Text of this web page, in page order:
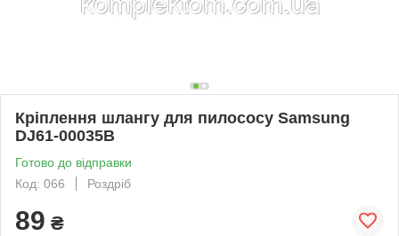
Кріплення шлангу для пилососу Samsung
DJ61-00035B
Готово до відправки
Код: 066
Роздріб
89 ₴